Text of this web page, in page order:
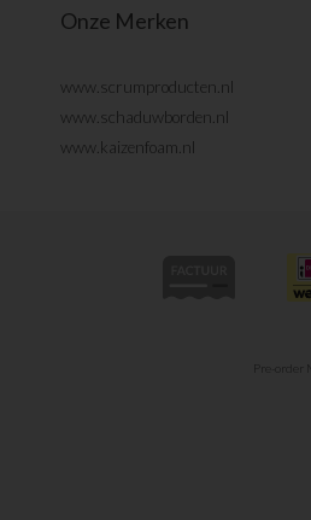
Onze Merken
www.scrumproducten.nl
www.schaduwborden.nl
www.kaizenfoam.nl
Pre-order